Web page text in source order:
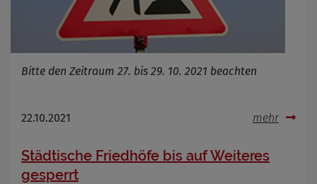
Bitte den Zeitraum 27. bis 29. 10. 2021 beachten
22.10.2021 mehr
Städtische Friedhöfe bis auf Weiteres
gesperrt